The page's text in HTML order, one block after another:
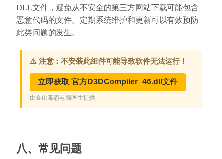
DLL文件，避免从不安全的第三方网站下载可能包含
恶意代码的文件。定期系统维护和更新可以有效预防
此类问题的发生。
八、常见问题